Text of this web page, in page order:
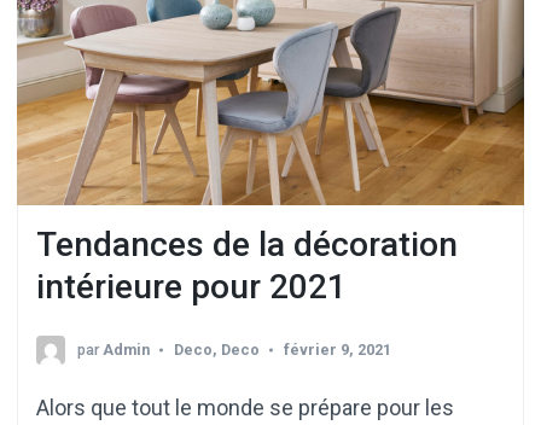
Tendances de la décoration
intérieure pour 2021
par Admin Deco, Deco février 9, 2021
Alors que tout le monde se prépare pour les